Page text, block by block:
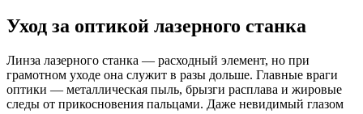
Уход за оптикой лазерного станка
Линза лазерного станка — расходный элемент, но при
грамотном уходе она служит в разы дольше. Главные враги
оптики — металлическая пыль, брызги расплава и жировые
следы от прикосновения пальцами. Даже невидимый глазом